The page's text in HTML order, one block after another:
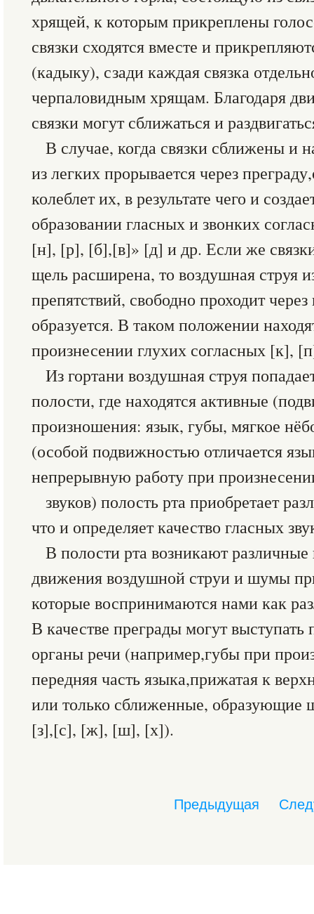
хрящей, к которым прикреплены
связки сходятся вместе и
(кадыку), сзади каждая связка
черпаловидным хрящам. Благодаря
связки могут сближаться и
В случае, когда связки сближены и
из легких прорывается через
колеблет их, в результате чего и
образовании гласных и звонких
[н], [р], [б],[в]» [д] и др. Если же
щель расширена, то воздушная струя
препятствий, свободно проходит
образуется. В таком положении
произнесении глухих согласных [к],
Из гортани воздушная струя
полости, где находятся активные
произношения: язык, губы, мягкое
(особой подвижностью отличается
непрерывную работу при
звуков) полость рта приобретает
что и определяет качество гласных
В полости рта возникают
движения воздушной струи и шумы
которые воспринимаются нами как
В качестве преграды могут
органы речи (например,губы при
передняя часть языка,прижатая к
или только сближенные, образующие
[з],[с], [ж], [ш], [х]).
Предыдущая